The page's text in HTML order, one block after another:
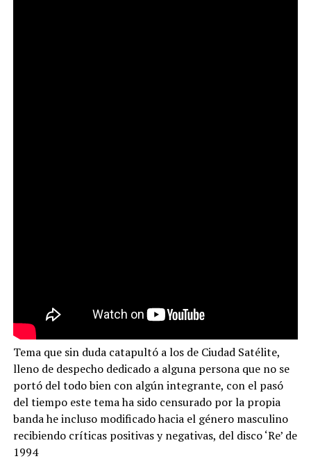
Tema que sin duda catapultó a los de Ciudad Satélite,
lleno de despecho dedicado a alguna persona que no se
portó del todo bien con algún integrante, con el pasó
del tiempo este tema ha sido censurado por la propia
banda he incluso modificado hacia el género masculino
recibiendo críticas positivas y negativas, del disco ‘Re’ de
1994